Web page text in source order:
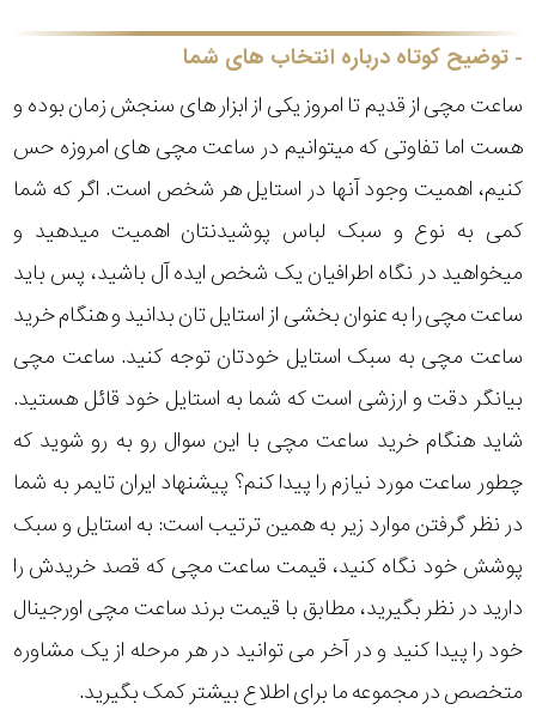
توضیح کوتاه درباره انتخاب های شما
ساعت مچی از قدیم تا امروز یکی از ابزار های سنجش زمان بوده و
هست اما تفاوتی که میتوانیم در ساعت مچی های امروزه حس
کنیم، اهمیت وجود آنها در استایل هر شخص است. اگر که شما
کمی به نوع و سبک لباس پوشیدنتان اهمیت میدهید و
میخواهید در نگاه اطرافیان یک شخص ایده آل باشید، پس باید
ساعت مچی را به عنوان بخشی از استایل تان بدانید و هنگام خرید
ساعت مچی به سبک استایل خودتان توجه کنید. ساعت مچی
بیانگر دقت و ارزشی است که شما به استایل خود قائل هستید.
شاید هنگام خرید ساعت مچی با این سوال رو به رو شوید که
چطور ساعت مورد نیازم را پیدا کنم؟ پیشنهاد ایران تایمر به شما
در نظر گرفتن موارد زیر به همین ترتیب است: به استایل و سبک
پوشش خود نگاه کنید، قیمت ساعت مچی که قصد خریدش را
دارید در نظر بگیرید، مطابق با قیمت برند ساعت مچی اورجینال
خود را پیدا کنید و در آخر می توانید در هر مرحله از یک مشاوره
متخصص در مجموعه ما برای اطلاع بیشتر کمک بگیرید.